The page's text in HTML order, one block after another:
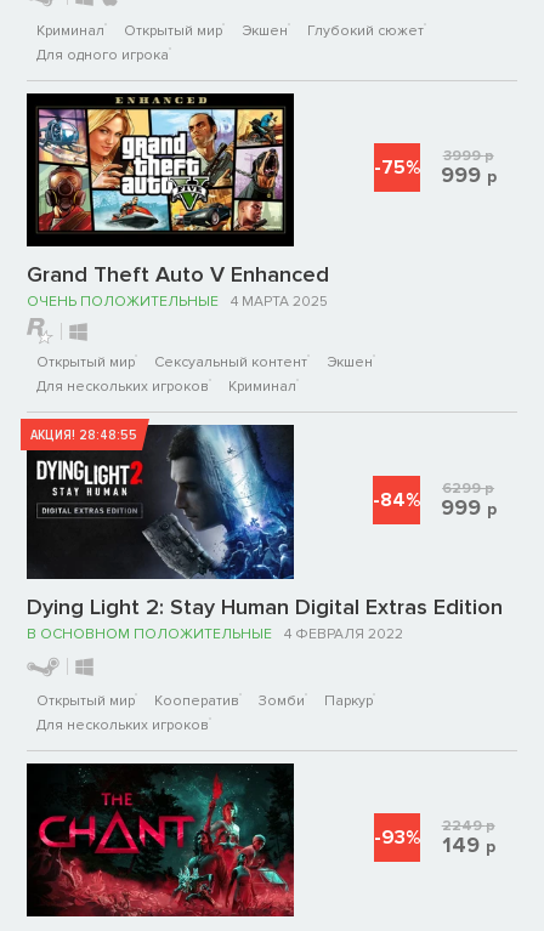
Криминал Открытый мир Экшен
Глубокий сюжет
Для одного игрока
Grand Theft Auto V Enhanced
ОЧЕНЬ ПОЛОЖИТЕЛЬНЫЕ 4 МАРТА 2025
Открытый мир Сексуальный контент
Экшен
Для нескольких игроков
Криминал
-75% 3999р
999 р
АКЦИЯ! 28:48:55
Dying Light 2: Stay Human Digital Extras Edition
В ОСНОВНОМ ПОЛОЖИТЕЛЬНЫЕ 4 ФЕВРАЛЯ 2022
Открытый мир Кооператив Зомби
Паркур
Для нескольких игроков
-84% 6299р
999 р
-93% 2249р
149 р